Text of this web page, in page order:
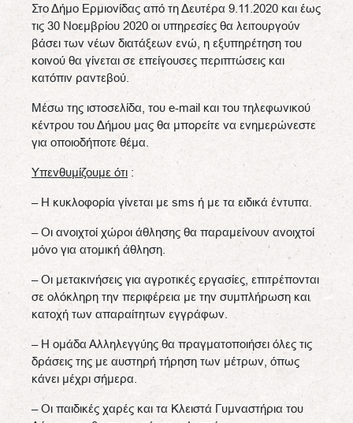
Στο Δήμο Ερμιονίδας από τη Δευτέρα 9.11.2020 και έως
τις 30 Νοεμβρίου 2020 οι υπηρεσίες θα λειτουργούν
βάσει των νέων διατάξεων ενώ, η εξυπηρέτηση του
κοινού θα γίνεται σε επείγουσες περιπτώσεις και
κατόπιν ραντεβού.
Μέσω της ιστοσελίδα, του e-mail και του τηλεφωνικού
κέντρου του Δήμου μας θα μπορείτε να ενημερώνεστε
για οποιοδήποτε θέμα.
Υπενθυμίζουμε ότι :
– Η κυκλοφορία γίνεται με sms ή με τα ειδικά έντυπα.
– Οι ανοιχτοί χώροι άθλησης θα παραμείνουν ανοιχτοί
μόνο για ατομική άθληση.
– Οι μετακινήσεις για αγροτικές εργασίες, επιτρέπονται
σε ολόκληρη την περιφέρεια με την συμπλήρωση και
κατοχή των απαραίτητων εγγράφων.
– Η ομάδα Αλληλεγγύης θα πραγματοποιήσει όλες τις
δράσεις της με αυστηρή τήρηση των μέτρων, όπως
κάνει μέχρι σήμερα.
– Οι παιδικές χαρές και τα Κλειστά Γυμναστήρια του